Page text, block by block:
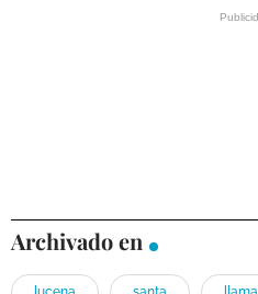
Archivado en